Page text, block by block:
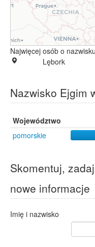
Najwięcej osób o nazwisku
Lębork
Nazwisko Ejgim
Województwo
pomorskie
Skomentuj,
nowe informacje
Imię i nazwisko